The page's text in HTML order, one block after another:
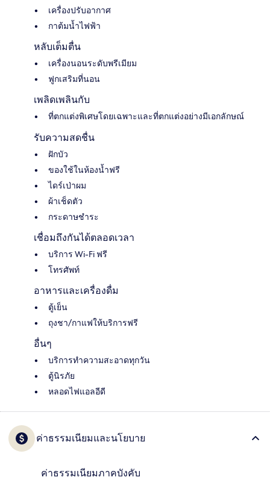
เครื่องปรับอากาศ
กาต้มน้ำไฟฟ้า
หลับเต็มตื่น
เครื่องนอนระดับพรีเมียม
ฟูกเสริมที่นอน
เพลิดเพลินกับ
ที่ตกแต่งพิเศษโดยเฉพาะและที่ตกแต่งอย่างมีเอกลักษณ์
รับความสดชื่น
ฝักบัว
ของใช้ในห้องน้ำฟรี
ไดร์เป่าผม
ผ้าเช็ดตัว
กระดาษชำระ
เชื่อมถึงกันได้ตลอดเวลา
บริการ Wi-Fi ฟรี
โทรศัพท์
อาหารและเครื่องดื่ม
ตู้เย็น
ถุงชา/กาแฟให้บริการฟรี
อื่นๆ
บริการทำความสะอาดทุกวัน
ตู้นิรภัย
หลอดไฟแอลอีดี
ค่าธรรมเนียมและนโยบาย
ค่าธรรมเนียมภาคบังคับ